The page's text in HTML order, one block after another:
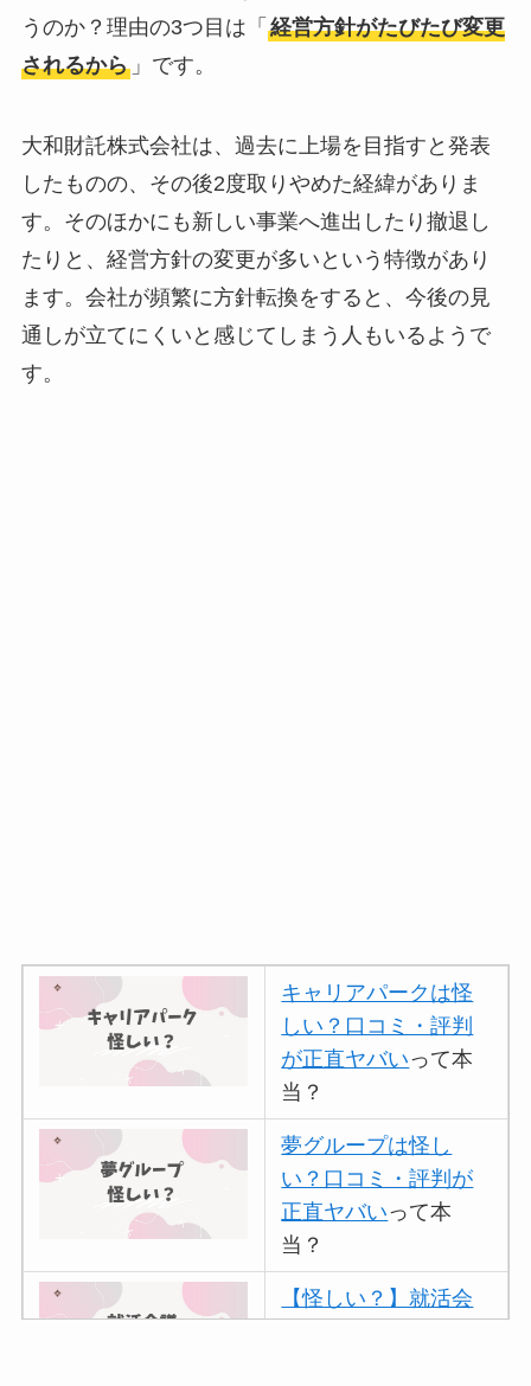
うのか？理由の3つ目は「 経営方針がたびたび変更
されるから」です。
大和財託株式会社は、過去に上場を目指すと発表
したものの、その後2度取りやめた経緯がありま
す。そのほかにも新しい事業へ進出したり撤退し
たりと、経営方針の変更が多いという特徴があり
ます。会社が頻繁に方針転換をすると、今後の見
通しが立てにくいと感じてしまう人もいるようで
す。
キャリアパークは怪
しい？口コミ・評判
が正直ヤバいって本
当？
夢グループは怪し
い？口コミ・評判が
正直ヤバいって本
当？
【怪しい？】就活会